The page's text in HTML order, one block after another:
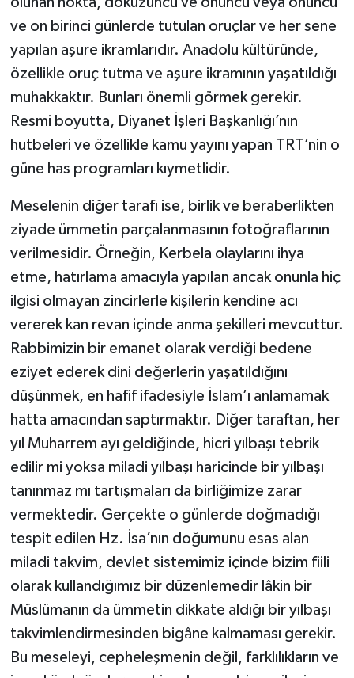
ve on birinci günlerde tutulan oruçlar ve her sene
yapılan aşure ikramlarıdır. Anadolu kültüründe,
özellikle oruç tutma ve aşure ikramının yaşatıldığı
muhakkaktır. Bunları önemli görmek gerekir.
Resmi boyutta, Diyanet İşleri Başkanlığı’nın
hutbeleri ve özellikle kamu yayını yapan TRT’nin o
güne has programları kıymetlidir.
Meselenin diğer tarafı ise, birlik ve beraberlikten
ziyade ümmetin parçalanmasının fotoğraflarının
verilmesidir. Örneğin, Kerbela olaylarını ihya
etme, hatırlama amacıyla yapılan ancak onunla hiç
ilgisi olmayan zincirlerle kişilerin kendine acı
vererek kan revan içinde anma şekilleri mevcuttur.
Rabbimizin bir emanet olarak verdiği bedene
eziyet ederek dini değerlerin yaşatıldığını
düşünmek, en hafif ifadesiyle İslam’ı anlamamak
hatta amacından saptırmaktır. Diğer taraftan, her
yıl Muharrem ayı geldiğinde, hicri yılbaşı tebrik
edilir mi yoksa miladi yılbaşı haricinde bir yılbaşı
tanınmaz mı tartışmaları da birliğimize zarar
vermektedir. Gerçekte o günlerde doğmadığı
tespit edilen Hz. İsa’nın doğumunu esas alan
miladi takvim, devlet sistemimiz içinde bizim fiili
olarak kullandığımız bir düzenlemedir lâkin bir
Müslümanın da ümmetin dikkate aldığı bir yılbaşı
takvimlendirmesinden bigâne kalmaması gerekir.
Bu meseleyi, cepheleşmenin değil, farklılıkların ve